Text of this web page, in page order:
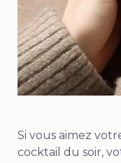
Si vous aimez
cocktail du soir,